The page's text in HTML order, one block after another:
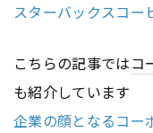
スターバックスコー
こちらの記事ではコ
も紹介しています
企業の顔となるコー